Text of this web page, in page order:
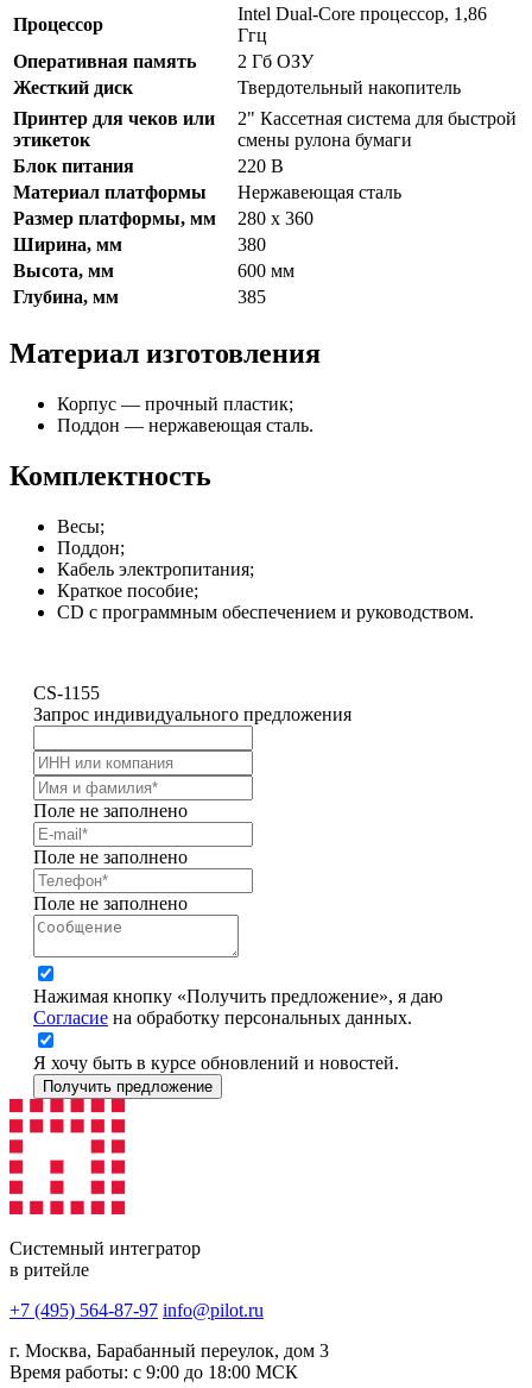
Процессор
Intel Dual-Core процессор, 1,86
Ггц
Оперативная память
2 Гб ОЗУ
Жесткий диск
Твердотельный накопитель
Принтер для чеков или
этикеток
2" Кассетная система для быстрой
смены рулона бумаги
Блок питания
220 В
Материал платформы
Нержавеющая сталь
Размер платформы, мм
280 x 360
Ширина, мм
380
Высота, мм
600 мм
Глубина, мм
385
Материал изготовления
Корпус — прочный пластик;
Поддон — нержавеющая сталь.
Комплектность
Весы;
Поддон;
Кабель электропитания;
Краткое пособие;
CD с программным обеспечением и руководством.
CS-1155
Запрос индивидуального предложения
Поле не заполнено
Поле не заполнено
Поле не заполнено
Нажимая кнопку «Получить предложение», я даю
Согласие на обработку персональных данных.
Я хочу быть в курсе обновлений и новостей.
Получить предложение
Системный интегратор
в ритейле
+7 (495) 564-87-97 info@pilot.ru
г. Москва, Барабанный переулок, дом 3
Время работы: с 9:00 до 18:00 МСК